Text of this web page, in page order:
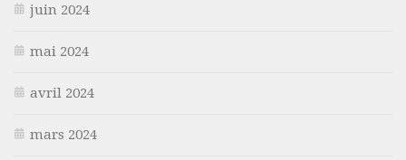
juin 2024
mai 2024
avril 2024
mars 2024